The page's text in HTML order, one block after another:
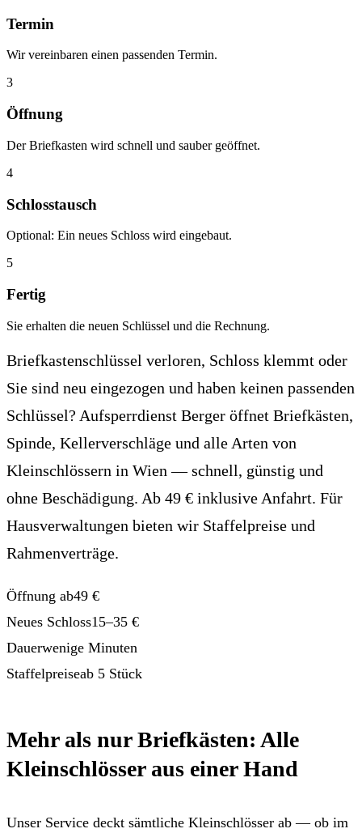
Termin
Wir vereinbaren einen passenden Termin.
3
Öffnung
Der Briefkasten wird schnell und sauber geöffnet.
4
Schlosstausch
Optional: Ein neues Schloss wird eingebaut.
5
Fertig
Sie erhalten die neuen Schlüssel und die Rechnung.
Briefkastenschlüssel verloren, Schloss klemmt oder
Sie sind neu eingezogen und haben keinen passenden
Schlüssel? Aufsperrdienst Berger öffnet Briefkästen,
Spinde, Kellerverschläge und alle Arten von
Kleinschlössern in Wien — schnell, günstig und
ohne Beschädigung. Ab 49 € inklusive Anfahrt. Für
Hausverwaltungen bieten wir Staffelpreise und
Rahmenverträge.
Öffnung ab49 €
Neues Schloss15–35 €
Dauerwenige Minuten
Staffelpreiseab 5 Stück
Mehr als nur Briefkästen: Alle
Kleinschlösser aus einer Hand
Unser Service deckt sämtliche Kleinschlösser ab — ob im